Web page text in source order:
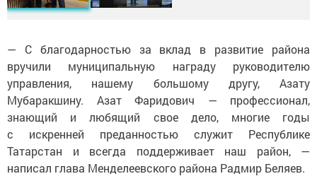
— С благодарностью за вклад в развитие района
вручили муниципальную награду руководителю
управления, нашему большому другу, Азату
Мубаракшину. Азат Фаридович — профессионал,
знающий и любящий свое дело, многие годы
с искренней преданностью служит Республике
Татарстан и всегда поддерживает наш район, —
написал глава Менделеевского района Радмир Беляев.